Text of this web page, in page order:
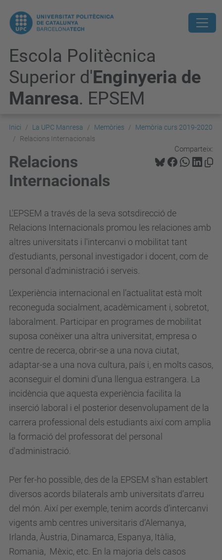
Escola Politècnica
Superior d'Enginyeria de
Manresa. EPSEM
Inici La UPC Manresa Memòries
Memòria curs 2019-2020
Relacions Internacionals
Comparteix:
Relacions
Internacionals
L'EPSEM a través de la seva sotsdirecció de
Relacions Internacionals promou les relaciones amb
altres universitats i l'intercanvi o mobilitat tant
d'estudiants, personal investigador i docent, com de
personal d'administració i serveis.
L’experiència internacional en l’actualitat està molt
reconeguda socialment, acadèmicament i, sobretot,
laboralment. Participar en programes de mobilitat
suposa conèixer una altra universitat, empresa o
centre de recerca, obrir-se a una nova ciutat,
adaptar-se a una nova cultura, país i, en molts casos,
aconseguir el domini d’una llengua estrangera. La
incidència que aquesta experiència facilita la
inserció laboral i el posterior desenvolupament de la
carrera professional dels estudiants així com amplia
la formació del professorat del personal
d'administració.
Per fer-ho possible, des de la EPSEM s'han establert
diversos acords bilaterals amb universitats d’arreu
del món. Així per exemple, tenim acords d’intercanvi
vigents amb centres universitaris d’Alemanya,
Irlanda, Àustria, Dinamarca, Espanya, Itàlia,
Romania, Mèxic, etc. En la majoria dels casos